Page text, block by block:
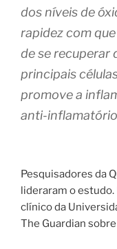
dos níveis de
rapidez com
de se recuperar
principais
promove a
anti-
Pesquisadores da
lideraram o estudo.
clínico da
The Guardian